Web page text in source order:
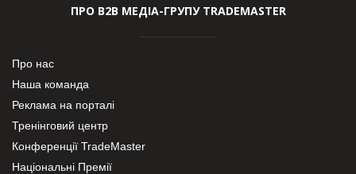
ПРО В2В МЕДІА-ГРУПУ TRADEMASTER
Про нас
Наша команда
Реклама на порталі
Тренінговий центр
Конференції TradeMaster
Національні Премії